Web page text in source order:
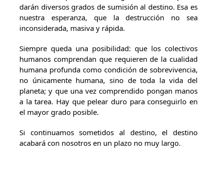
darán diversos grados de sumisión al destino. Esa es
nuestra esperanza, que la destrucción no sea
inconsiderada, masiva y rápida.
Siempre queda una posibilidad: que los colectivos
humanos comprendan que requieren de la cualidad
humana profunda como condición de sobrevivencia,
no únicamente humana, sino de toda la vida del
planeta; y que una vez comprendido pongan manos
a la tarea. Hay que pelear duro para conseguirlo en
el mayor grado posible.
Si continuamos sometidos al destino, el destino
acabará con nosotros en un plazo no muy largo.